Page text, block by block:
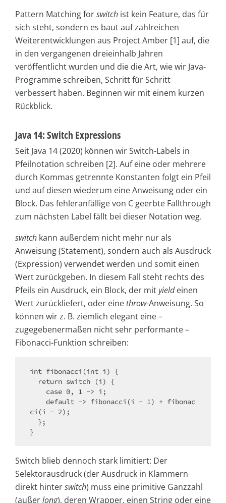
Pattern Matching forswitch ist kein Feature, das für
sich steht, sondern es baut auf zahlreichen
Weiterentwicklungen aus Project Amber [1] auf, die
in den vergangenen dreieinhalb Jahren
veröffentlicht wurden und die die Art, wie wir Java-
Programme schreiben, Schritt für Schritt
verbessert haben. Beginnen wir mit einem kurzen
Rückblick.
Java 14: Switch Expressions
Seit Java 14 (2020) können wir Switch-Labels in
Pfeilnotation schreiben [2]. Auf eine oder mehrere
durch Kommas getrennte Konstanten folgt ein Pfeil
und auf diesen wiederum eine Anweisung oder ein
Block. Das fehleranfällige von C geerbte Fallthrough
zum nächsten Label fällt bei dieser Notation weg.
switch kann außerdem nicht mehr nur als
Anweisung (Statement), sondern auch als Ausdruck
(Expression) verwendet werden und somit einen
Wert zurückgeben. In diesem Fall steht rechts des
Pfeils ein Ausdruck, ein Block, der mityieldeinen
Wert zurückliefert, oder einethrow-Anweisung. So
können wir z. B. ziemlich elegant eine –
zugegebenermaßen nicht sehr performante –
Fibonacci-Funktion schreiben:
int fibonacci(int i) {
ci(i - 2);
}
Switch blieb dennoch stark limitiert: Der
Selektorausdruck (der Ausdruck in Klammern
direkt hinterswitch) muss eine primitive Ganzzahl
(außerlong), deren Wrapper, einen String oder eine